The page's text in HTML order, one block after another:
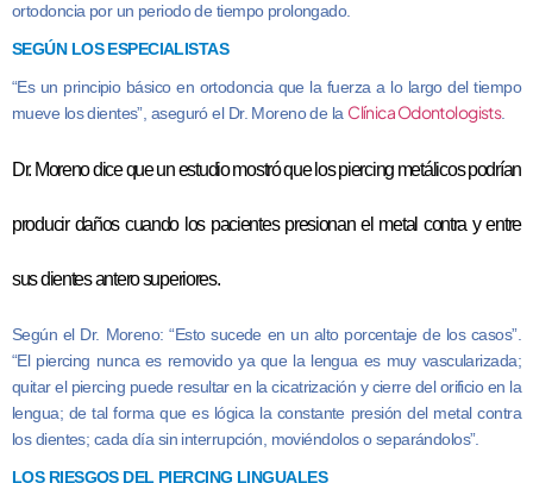
ortodoncia por un periodo de tiempo prolongado.
SEGÚN LOS ESPECIALISTAS
“Es un principio básico en ortodoncia que la fuerza a lo largo del tiempo
mueve los dientes”, aseguró el Dr. Moreno de la Clínica Odontologists.
Dr. Moreno dice que un estudio mostró que los piercing metálicos podrían
producir daños cuando los pacientes presionan el metal contra y entre
sus dientes antero superiores.
Según el Dr. Moreno: “Esto sucede en un alto porcentaje de los casos”.
“El piercing nunca es removido ya que la lengua es muy vascularizada;
quitar el piercing puede resultar en la cicatrización y cierre del orificio en la
lengua; de tal forma que es lógica la constante presión del metal contra
los dientes; cada día sin interrupción, moviéndolos o separándolos”.
LOS RIESGOS DEL PIERCING LINGUALES